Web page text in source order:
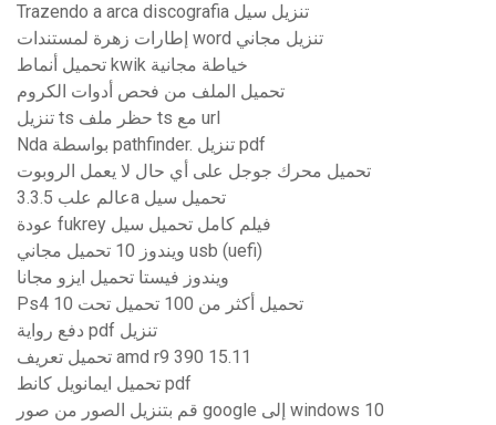
Trazendo a arca discografia تنزيل سيل
إطارات زهرة لمستندات word تنزيل مجاني
تحميل أنماط kwik خياطة مجانية
تحميل الملف من فحص أدوات الكروم
تنزيل ts حظر ملف ts مع url
Nda بواسطة pathfinder. تنزيل pdf
تحميل محرك جوجل على أي حال لا يعمل الروبوت
عالم علب 3.3.5a تحميل سيل
عودة fukrey فيلم كامل تحميل سيل
ويندوز 10 تحميل مجاني usb (uefi)
ويندوز فيستا تحميل ايزو مجانا
Ps4 تحميل أكثر من 100 تحميل تحت 10
دفع رواية pdf تنزيل
تحميل تعريف amd r9 390 15.11
تحميل ايمانويل كانط pdf
قم بتنزيل الصور من صور google إلى windows 10